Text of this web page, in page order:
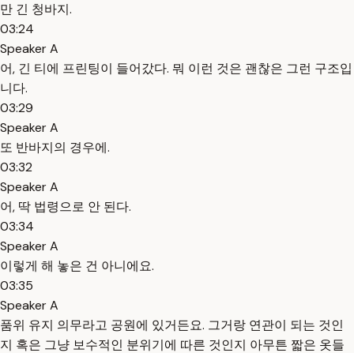
만 긴 청바지.
03:24
Speaker A
어, 긴 티에 프린팅이 들어갔다. 뭐 이런 것은 괜찮은 그런 구조입
니다.
03:29
Speaker A
또 반바지의 경우에.
03:32
Speaker A
어, 딱 법령으로 안 된다.
03:34
Speaker A
이렇게 해 놓은 건 아니에요.
03:35
Speaker A
품위 유지 의무라고 공원에 있거든요. 그거랑 연관이 되는 것인
지 혹은 그냥 보수적인 분위기에 따른 것인지 아무튼 짧은 옷들